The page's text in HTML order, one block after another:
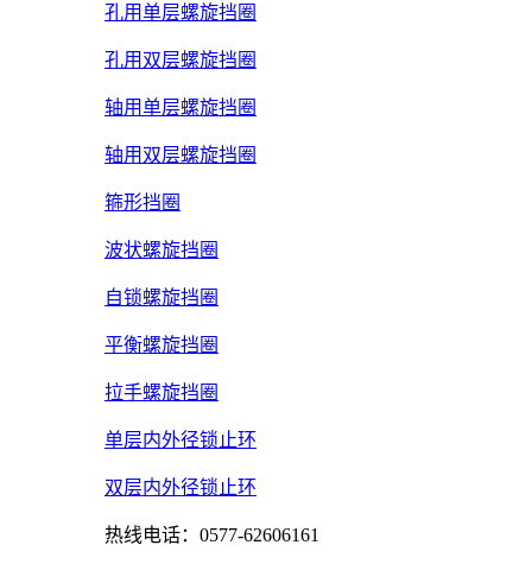
孔用单层螺旋挡圈
孔用双层螺旋挡圈
轴用单层螺旋挡圈
轴用双层螺旋挡圈
箍形挡圈
波状螺旋挡圈
自锁螺旋挡圈
平衡螺旋挡圈
拉手螺旋挡圈
单层内外径锁止环
双层内外径锁止环
热线电话：0577-62606161